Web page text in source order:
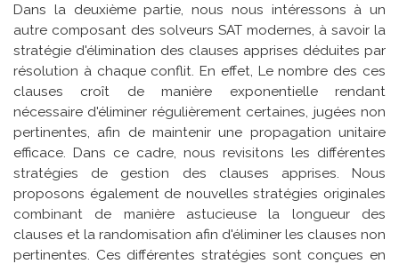
Dans la deuxième partie, nous nous intéressons à un
autre composant des solveurs SAT modernes, à savoir la
stratégie d'élimination des clauses apprises déduites par
résolution à chaque conflit. En effet, Le nombre des ces
clauses croît de manière exponentielle rendant
nécessaire d'éliminer régulièrement certaines, jugées non
pertinentes, afin de maintenir une propagation unitaire
efficace. Dans ce cadre, nous revisitons les différentes
stratégies de gestion des clauses apprises. Nous
proposons également de nouvelles stratégies originales
combinant de manière astucieuse la longueur des
clauses et la randomisation afin d'éliminer les clauses non
pertinentes. Ces différentes stratégies sont conçues en